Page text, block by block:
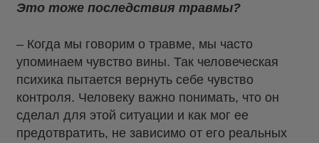
Это тоже последствия травмы?
– Когда мы говорим о травме, мы часто
упоминаем чувство вины. Так человеческая
психика пытается вернуть себе чувство
контроля. Человеку важно понимать, что он
сделал для этой ситуации и как мог ее
предотвратить, не зависимо от его реальных